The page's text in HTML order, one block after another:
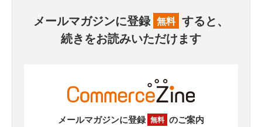
メールマガジンに登録 無料 すると、
続きをお読みいただけます
メールマガジンに登録 無料 のご案内